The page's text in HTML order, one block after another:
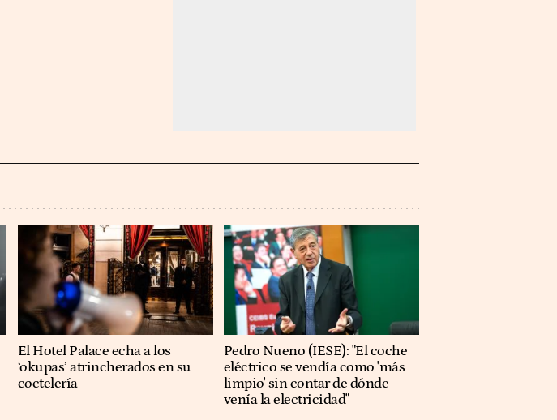
El Hotel Palace echa a los
‘okupas’ atrincherados en su
coctelería
Pedro Nueno (IESE): "El coche
eléctrico se vendía como 'más
limpio' sin contar de dónde
venía la electricidad"